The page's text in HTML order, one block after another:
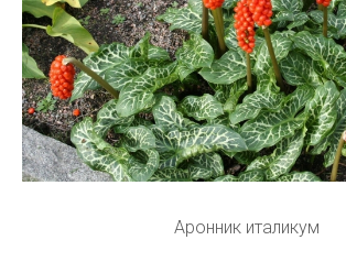
Аронник италикум